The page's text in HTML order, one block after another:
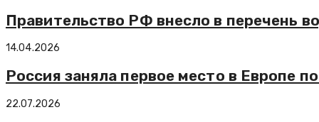
Правительство РФ внесло в перечень
14.04.2026
Россия заняла первое место в Европе
22.07.2026